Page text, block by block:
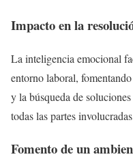
Impacto en la
La inteligencia emocional
entorno laboral,
y la búsqueda de
todas las partes
Fomento de un